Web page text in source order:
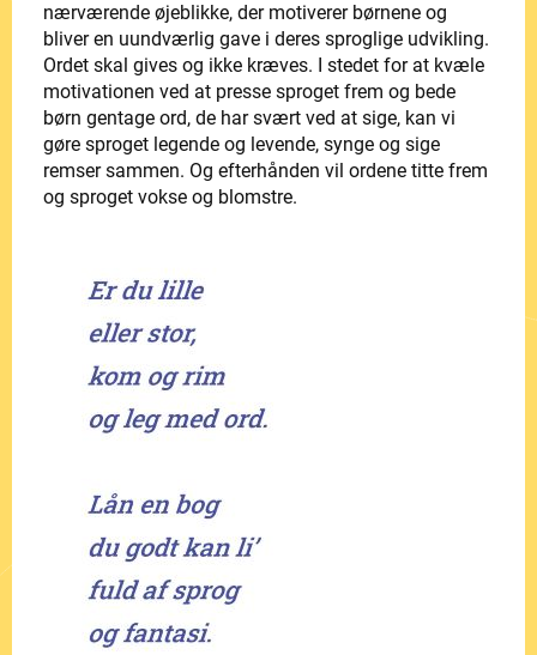
nærværende øjeblikke, der motiverer børnene og
bliver en uundværlig gave i deres sproglige udvikling.
Ordet skal gives og ikke kræves. I stedet for at kvæle
motivationen ved at presse sproget frem og bede
børn gentage ord, de har svært ved at sige, kan vi
gøre sproget legende og levende, synge og sige
remser sammen. Og efterhånden vil ordene titte frem
og sproget vokse og blomstre.